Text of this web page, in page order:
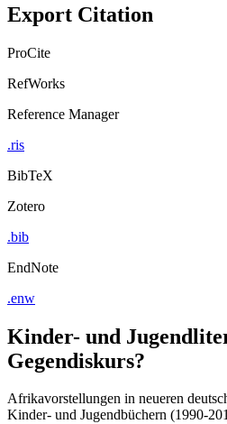
Export Citation
ProCite
RefWorks
Reference Manager
.ris
BibTeX
Zotero
.bib
EndNote
.enw
Kinder- und
Gegendiskurs?
Afrikavorstellungen in neueren
Kinder- und Jugendbüchern (1990-